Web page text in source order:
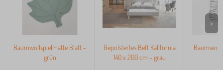
Baumwollspielmatte Blatt -
grün
Gepolstertes Bett Kalifornia
140 x 200 cm - grau
>